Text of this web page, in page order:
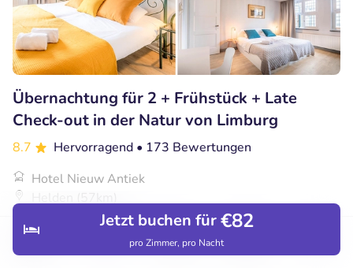
Entdecken Restaurants Buchungen
Jetzt buchen für€82
pro Zimmer, pro Nacht
Übernachtung für 2 + Frühstück + Late
Check-out in der Natur von Limburg
8.7 Hervorragend • 173 Bewertungen
Hotel Nieuw Antiek
Verkauft: 1